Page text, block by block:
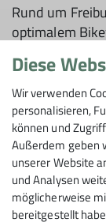
Rund um
optimalem
So macht die
Tage in
begeisterte
Trails in Top
e.V.
Diese
Wir verwenden
personalisieren,
können und
Außerdem geben
unserer Website
und Analysen
möglicherweise
bereitgestellt